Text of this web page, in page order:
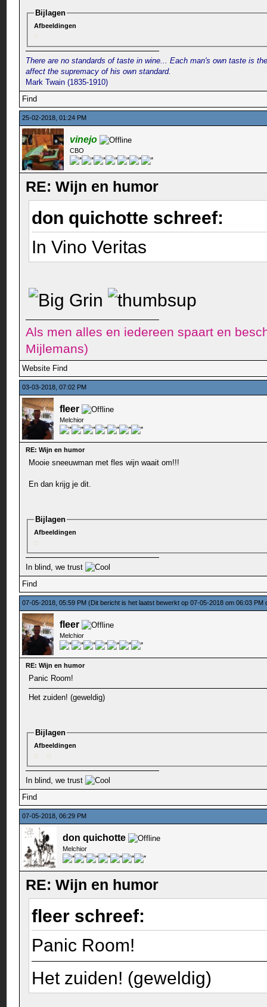
Bijlagen
Afbeeldingen
There are no standards of taste in wine... Each man's own taste is
affect the supremacy of his own standard.
Mark Twain (1835-1910)
Find
25-02-2018, 01:24 PM
vinejo
CBO
RE: Wijn en humor
don quichotte schreef:
In Vino Veritas
Als men alles en iedereen spaart en
Mijlemans)
Website Find
03-03-2018, 07:02 PM
fleer
Melchior
RE: Wijn en humor
Mooie sneeuwman met fles wijn waait om!!!
En dan krijg je dit.
Bijlagen
Afbeeldingen
In blind, we trust
Find
07-05-2018, 05:59 PM(Dit bericht is het laatst bewerkt op 07-05-2018 om 06:03 PM
fleer
Melchior
RE: Wijn en humor
Panic Room!
Het zuiden! (geweldig)
Bijlagen
Afbeeldingen
In blind, we trust
Find
07-05-2018, 06:29 PM
don quichotte
Melchior
RE: Wijn en humor
fleer schreef:
Panic Room!
Het zuiden! (geweldig)